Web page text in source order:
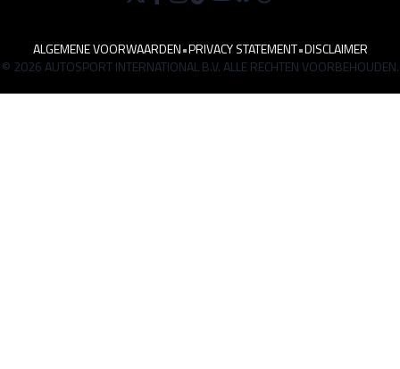
ALGEMENE VOORWAARDEN•PRIVACY STATEMENT•DISCLAIMER
© 2026 AUTOSPORT INTERNATIONAL B.V. ALLE RECHTEN VOORBEHOUDEN.